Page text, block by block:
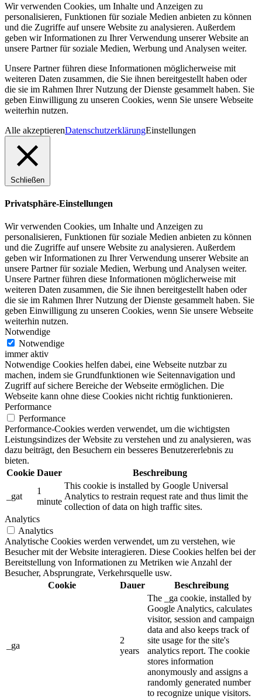
Wir verwenden Cookies, um Inhalte und Anzeigen zu
personalisieren, Funktionen für soziale Medien anbieten zu können
und die Zugriffe auf unsere Website zu analysieren. Außerdem
geben wir Informationen zu Ihrer Verwendung unserer Website an
unsere Partner für soziale Medien, Werbung und Analysen weiter.
Unsere Partner führen diese Informationen möglicherweise mit
weiteren Daten zusammen, die Sie ihnen bereitgestellt haben oder
die sie im Rahmen Ihrer Nutzung der Dienste gesammelt haben. Sie
geben Einwilligung zu unseren Cookies, wenn Sie unsere Webseite
weiterhin nutzen.
Alle akzeptierenDatenschutzerklärungEinstellungen
Schließen
Privatsphäre-Einstellungen
Wir verwenden Cookies, um Inhalte und Anzeigen zu
personalisieren, Funktionen für soziale Medien anbieten zu können
und die Zugriffe auf unsere Website zu analysieren. Außerdem
geben wir Informationen zu Ihrer Verwendung unserer Website an
unsere Partner für soziale Medien, Werbung und Analysen weiter.
Unsere Partner führen diese Informationen möglicherweise mit
weiteren Daten zusammen, die Sie ihnen bereitgestellt haben oder
die sie im Rahmen Ihrer Nutzung der Dienste gesammelt haben. Sie
geben Einwilligung zu unseren Cookies, wenn Sie unsere Webseite
weiterhin nutzen.
Notwendige
Notwendige
immer aktiv
Notwendige Cookies helfen dabei, eine Webseite nutzbar zu
machen, indem sie Grundfunktionen wie Seitennavigation und
Zugriff auf sichere Bereiche der Webseite ermöglichen. Die
Webseite kann ohne diese Cookies nicht richtig funktionieren.
Performance
Performance
Performance-Cookies werden verwendet, um die wichtigsten
Leistungsindizes der Website zu verstehen und zu analysieren, was
dazu beiträgt, den Besuchern ein besseres Benutzererlebnis zu
bieten.
Cookie Dauer Beschreibung
_gat
1
minute
This cookie is installed by Google Universal
Analytics to restrain request rate and thus limit the
collection of data on high traffic sites.
Analytics
Analytics
Analytische Cookies werden verwendet, um zu verstehen, wie
Besucher mit der Website interagieren. Diese Cookies helfen bei der
Bereitstellung von Informationen zu Metriken wie Anzahl der
Besucher, Absprungrate, Verkehrsquelle usw.
Cookie
Dauer Beschreibung
_ga
2
years
The _ga cookie, installed by
Google Analytics, calculates
visitor, session and campaign
data and also keeps track of
site usage for the site's
analytics report. The cookie
stores information
anonymously and assigns a
randomly generated number
to recognize unique visitors.